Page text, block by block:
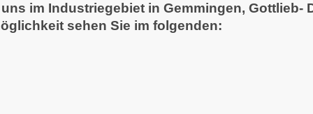
im Industriegebiet in Gemmingen, Gottlieb-
sehen Sie im folgenden: